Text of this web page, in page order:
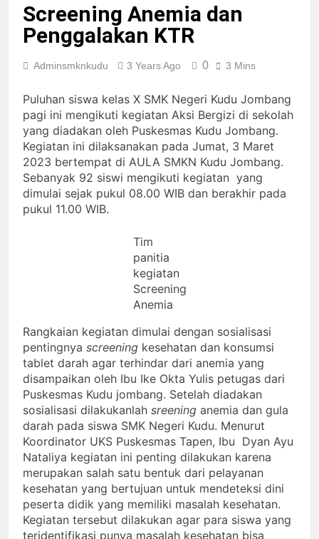
Screening Anemia dan
Penggalakan KTR
Adminsmknkudu 3 Years Ago 0 3 Mins
Puluhan siswa kelas X SMK Negeri Kudu Jombang
pagi ini mengikuti kegiatan Aksi Bergizi di sekolah
yang diadakan oleh Puskesmas Kudu Jombang.
Kegiatan ini dilaksanakan pada Jumat, 3 Maret
2023 bertempat di AULA SMKN Kudu Jombang.
Sebanyak 92 siswi mengikuti kegiatan yang
dimulai sejak pukul 08.00 WIB dan berakhir pada
pukul 11.00 WIB.
Tim
panitia
kegiatan
Screening
Anemia
Rangkaian kegiatan dimulai dengan sosialisasi
pentingnya screening kesehatan dan konsumsi
tablet darah agar terhindar dari anemia yang
disampaikan oleh Ibu Ike Okta Yulis petugas dari
Puskesmas Kudu jombang. Setelah diadakan
sosialisasi dilakukanlah sreening anemia dan gula
darah pada siswa SMK Negeri Kudu. Menurut
Koordinator UKS Puskesmas Tapen, Ibu Dyan Ayu
Nataliya kegiatan ini penting dilakukan karena
merupakan salah satu bentuk dari pelayanan
kesehatan yang bertujuan untuk mendeteksi dini
peserta didik yang memiliki masalah kesehatan.
Kegiatan tersebut dilakukan agar para siswa yang
teridentifikasi punya masalah kesehatan bisa